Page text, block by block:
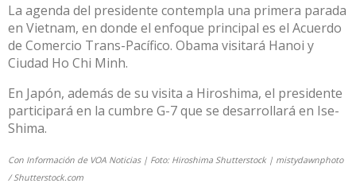
La agenda del presidente contempla una primera parada
en Vietnam, en donde el enfoque principal es el Acuerdo
de Comercio Trans-Pacífico. Obama visitará Hanoi y
Ciudad Ho Chi Minh.
En Japón, además de su visita a Hiroshima, el presidente
participará en la cumbre G-7 que se desarrollará en Ise-
Shima.
Con Información de VOA Noticias| Foto: Hiroshima Shutterstock| mistydawnphoto
/ Shutterstock.com